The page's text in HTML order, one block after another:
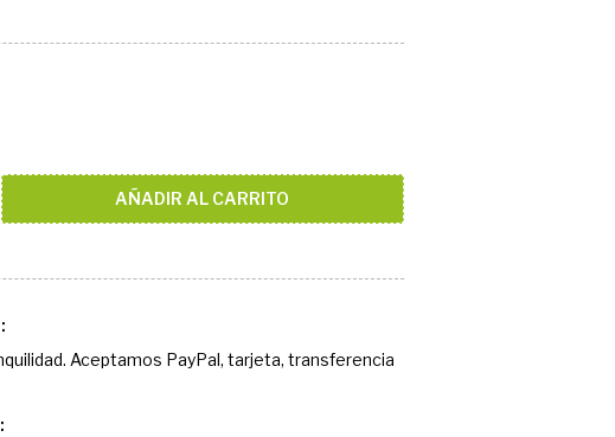
AÑADIR AL CARRITO
Aceptamos PayPal, tarjeta, transferencia